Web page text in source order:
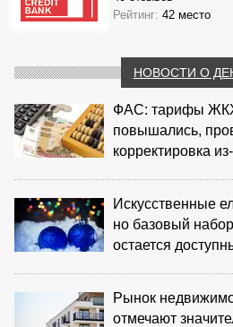
Рейтинг: 42 место
НОВОСТИ О
ФАС: тарифы
повышались,
корректировка
Искусственные
но базовый
остается
Рынок
отмечают